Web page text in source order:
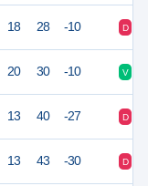
18 28 -10 D
20 30 -10 V
13 40 -27 D
13 43 -30 D